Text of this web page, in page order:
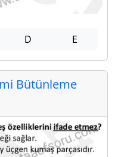
D E
Bütünleme